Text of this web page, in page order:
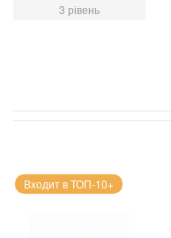
3 рівень
Входит в ТОП-10+